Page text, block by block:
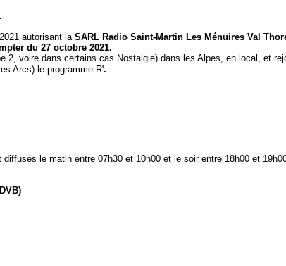
autorisant laSARL Radio Saint-Martin Les Ménuires Val
du 27 octobre 2021.
2, voire dans certains cas Nostalgie) dans les Alpes, en local, et
Arcs) le programme R'.
le matin entre 07h30 et 10h00 et le soir entre 18h00 et